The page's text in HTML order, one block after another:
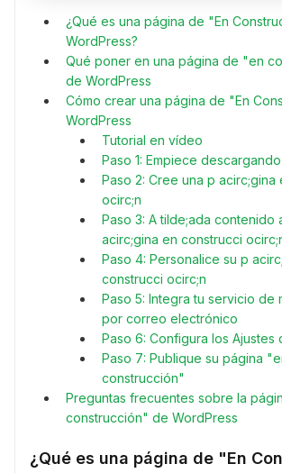
¿Qué es una página de "En
WordPress?
Qué poner en una página de "en
de WordPress
Cómo crear una página de "En
WordPress
Tutorial en vídeo
Paso 1: Empiece
Paso 2: Cree una p acirc;gina
ocirc;n
Paso 3: A tilde;ada contenido
acirc;gina en construcci
Paso 4: Personalice su p
construcci ocirc;n
Paso 5: Integra tu servicio de
por correo electrónico
Paso 6: Configura los Ajustes
Paso 7: Publique su página
construcción"
Preguntas frecuentes sobre la
construcción" de WordPress
¿Qué es una página de "En